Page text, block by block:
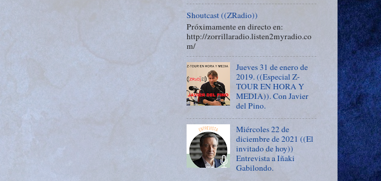
Shoutcast ((ZRadio))
Próximamente en directo en:
http://zorrillaradio.listen2myradio.co
m/
Jueves 31 de enero de
2019. ((Especial Z-
TOUR EN HORA Y
MEDIA)). Con Javier
del Pino.
Miércoles 22 de
diciembre de 2021 ((El
invitado de hoy))
Entrevista a Iñaki
Gabilondo.